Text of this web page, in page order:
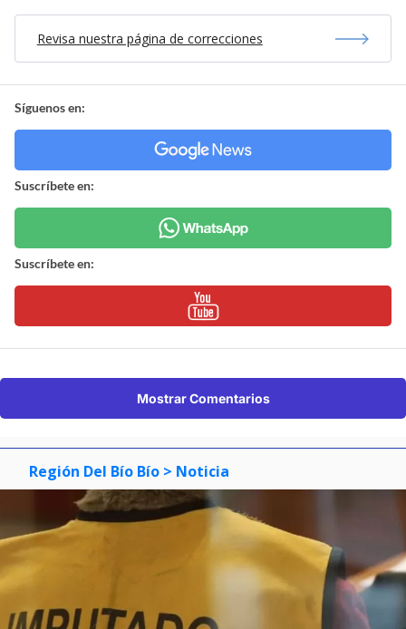
Revisa nuestra página de correcciones
Síguenos en:
Suscríbete en:
Suscríbete en:
Mostrar Comentarios
Región Del Bío Bío > Noticia